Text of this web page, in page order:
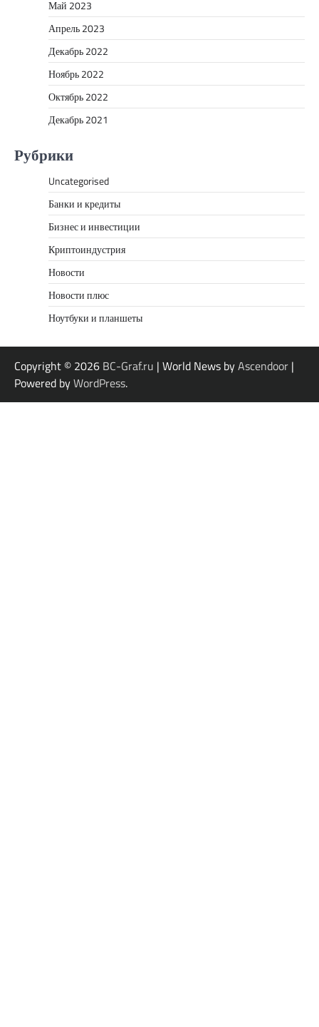
Май 2023
Апрель 2023
Декабрь 2022
Ноябрь 2022
Октябрь 2022
Декабрь 2021
Рубрики
Uncategorised
Банки и кредиты
Бизнес и инвестиции
Криптоиндустрия
Новости
Новости плюс
Ноутбуки и планшеты
Copyright © 2026 BC-Graf.ru | World News byAscendoor |
Powered byWordPress.